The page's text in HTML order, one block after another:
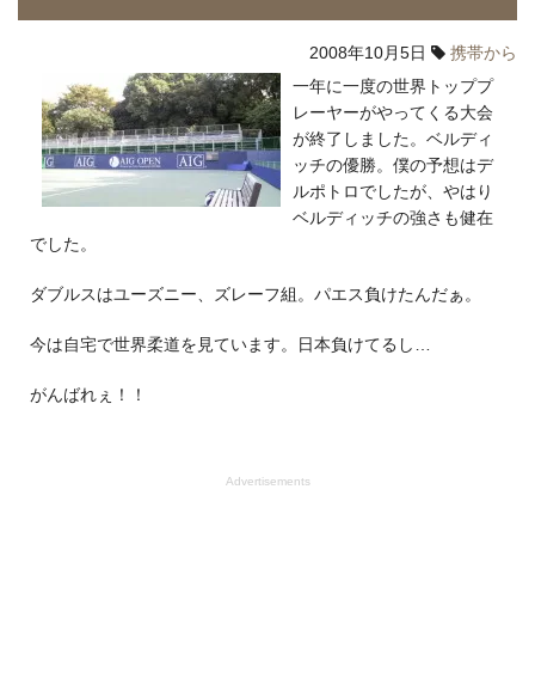
2008年10月5日
携帯から
一年に一度の世界トッププ
レーヤーがやってくる大会
が終了しました。ベルディ
ッチの優勝。僕の予想はデ
ルポトロでしたが、やはり
ベルディッチの強さも健在
でした。
ダブルスはユーズニー、ズレーフ組。パエス負けたんだぁ。
今は自宅で世界柔道を見ています。日本負けてるし…
がんばれぇ！！
Advertisements